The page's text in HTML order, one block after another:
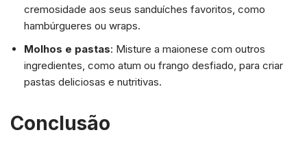
cremosidade aos seus sanduíches favoritos, como
hambúrgueres ou wraps.
Molhos e pastas: Misture a maionese com outros
ingredientes, como atum ou frango desfiado, para criar
pastas deliciosas e nutritivas.
Conclusão